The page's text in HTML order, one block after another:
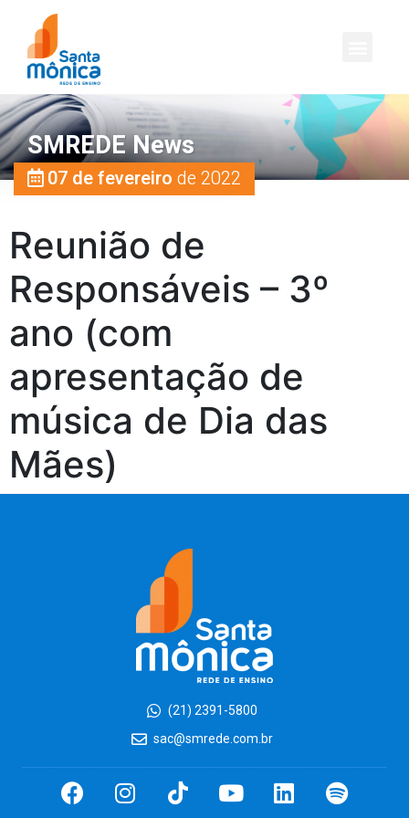
SMREDE News
07 de fevereiro de 2022
Reunião de
Responsáveis – 3º
ano (com
apresentação de
música de Dia das
Mães)
(21) 2391-5800
sac@smrede.com.br